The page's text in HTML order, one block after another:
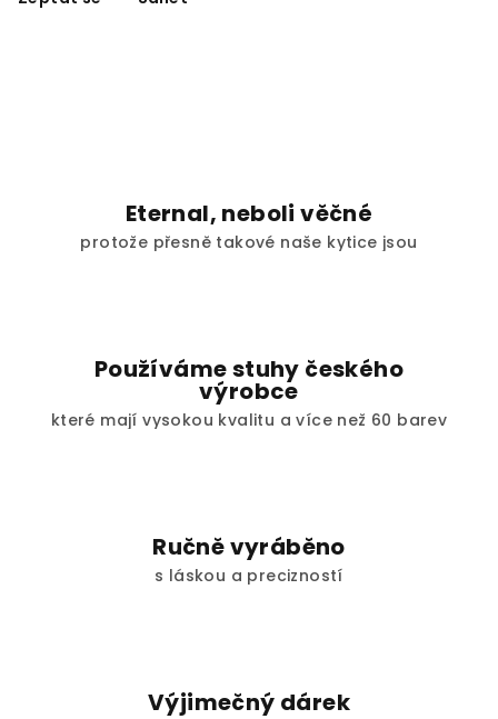
Eternal, neboli věčné
protože přesně takové naše kytice jsou
Používáme stuhy českého
výrobce
které mají vysokou kvalitu a více než 60 barev
Ručně vyráběno
s láskou a precizností
Výjimečný dárek